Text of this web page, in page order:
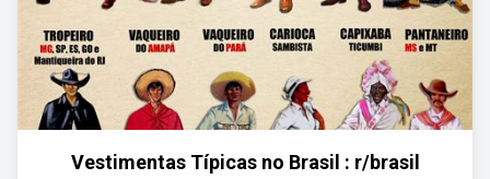
Vestimentas Típicas no Brasil : r/brasil